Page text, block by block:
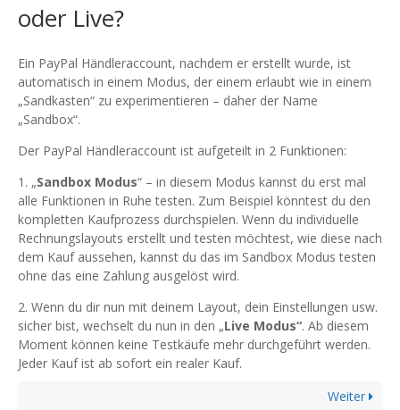
oder Live?
Ein PayPal Händleraccount, nachdem er erstellt wurde, ist
automatisch in einem Modus, der einem erlaubt wie in einem
„Sandkasten“ zu experimentieren – daher der Name
„Sandbox“.
Der PayPal Händleraccount ist aufgeteilt in 2 Funktionen:
1. „Sandbox Modus“ – in diesem Modus kannst du erst mal
alle Funktionen in Ruhe testen. Zum Beispiel könntest du den
kompletten Kaufprozess durchspielen. Wenn du individuelle
Rechnungslayouts erstellt und testen möchtest, wie diese nach
dem Kauf aussehen, kannst du das im Sandbox Modus testen
ohne das eine Zahlung ausgelöst wird.
2. Wenn du dir nun mit deinem Layout, dein Einstellungen usw.
sicher bist, wechselt du nun in den „Live Modus“. Ab diesem
Moment können keine Testkäufe mehr durchgeführt werden.
Jeder Kauf ist ab sofort ein realer Kauf.
Weiter